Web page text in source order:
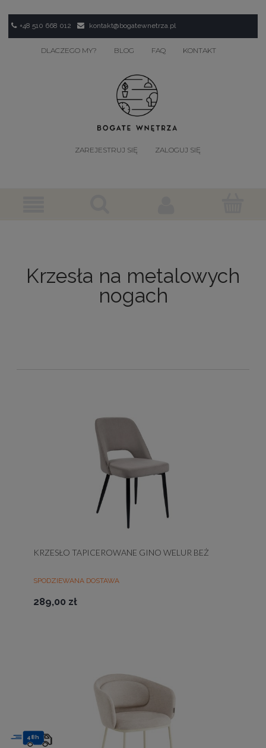
+48 510 668 012 kontakt@bogatewnetrza.pl
DLACZEGO MY? BLOG FAQ KONTAKT
ZAREJESTRUJ SIĘ ZALOGUJ SIĘ
Krzesła na metalowych
nogach
KRZESŁO TAPICEROWANE GINO WELUR BEŻ
SPODZIEWANA DOSTAWA
289,00 zł
48h